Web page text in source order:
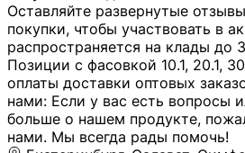
Оставляйте развернутые
покупки, чтобы участвовать в
распространяется на клады до
Позиции с фасовкой 10.1, 20.1,
оплаты доставки оптовых
нами: Если у вас есть вопросы
больше о нашем продукте,
нами. Мы всегда рады помочь!